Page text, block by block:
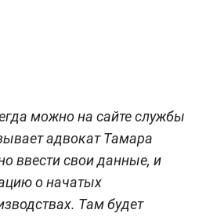
можно на сайте службы
адвокат Тамара
ввести свои данные, и
о начатых
Там будет